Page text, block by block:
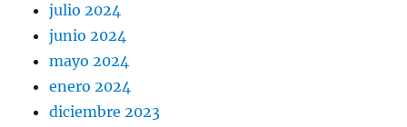
julio 2024
junio 2024
mayo 2024
enero 2024
diciembre 2023